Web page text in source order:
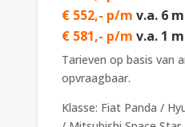
€ 552,- p/m v.a. 6
€ 581,- p/m v.a. 1
Tarieven op basis van
opvraagbaar.
Klasse: Fiat Panda /